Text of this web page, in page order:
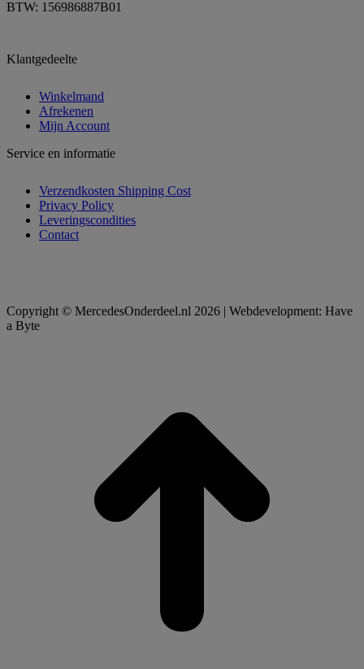
BTW: 156986887B01
Klantgedeelte
Winkelmand
Afrekenen
Mijn Account
Service en informatie
Verzendkosten Shipping Cost
Privacy Policy
Leveringscondities
Contact
Copyright © MercedesOnderdeel.nl 2026 | Webdevelopment: Have
a Byte